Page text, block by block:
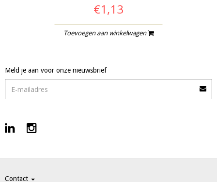
€1,13
Toevoegen aan winkelwagen
Meld je aan voor onze nieuwsbrief
Contact